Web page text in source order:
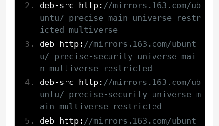
deb-src http : //mirrors.163.com/ub
untu/ precise main universe restr
icted multiverse
deb http : //mirrors.163.com/ubunt
u/ precise-security universe mai
n multiverse restricted
deb-src http : //mirrors.163.com/ub
untu/ precise-security universe m
ain multiverse restricted
deb http : //mirrors.163.com/ubunt